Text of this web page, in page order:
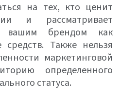
на тех, кто ценит
и рассматривает
вашим брендом как
Также нельзя
маркетинговой
определенного
статуса.